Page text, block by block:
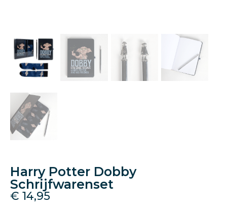
Harry Potter Dobby
Schrijfwarenset
€ 14,95